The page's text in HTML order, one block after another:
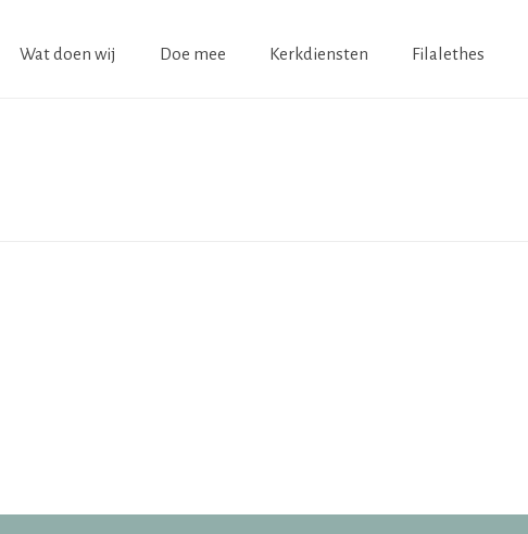
Wat doen wij Doe mee Kerkdiensten Filalethes